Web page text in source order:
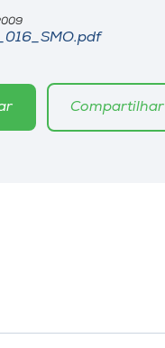
Compartilhar